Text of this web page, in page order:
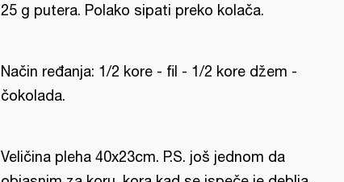
25 g putera. Polako sipati preko kolača.
Način ređanja: 1/2 kore - fil - 1/2 kore džem -
čokolada.
Veličina pleha 40x23cm. P.S. još jednom da